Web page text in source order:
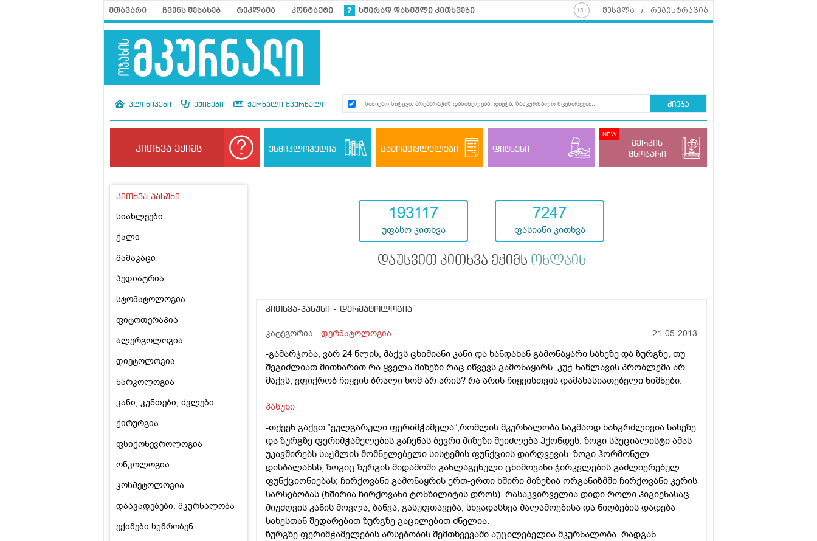
მთავარი ჩვენს შესახებ რეკლამა კონტაქტი ხშირად დასმული კითხვები შესვლა რეგისტრაცია
კლინიკები ექიმები ჟურნალი მკურნალი ძიება
კითხვა ექიმს ენციკლოპედია გამომთვლელები ფიტნესი
მერკის
ცნობარი
კითხვა პასუხი
სიახლეები
ქალი
მამაკაცი
პედიატრია
სტომატოლოგია
ფიტოთერაპია
ალერგოლოგია
დიეტოლოგია
ნარკოლოგია
კანი, კუნთები, ძვლები
ქირურგია
ფსიქონევროლოგია
ონკოლოგია
კოსმეტოლოგია
დაავადებები, მკურნალობა
ექიმები ხუმრობენ
193117
უფასო კითხვა
7247
ფასიანი კითხვა
დაუსვით კითხვა ექიმს ონლაინ
კითხვა-პასუხი - დერმატოლოგია
კატეგორია - დერმატოლოგია 21-05-2013
-გამარჯობა, ვარ 24 წლის, მაქვს ცხიმიანი კანი და ხანდახან გამონაყარი სახეზე და ზურგზე, თუ
შეგიძლიათ მითხარით რა ყველა მიზეზი რაც იწვევს გამონაყარს, კუჭ-ნაწლავის პრობლემა არ
მაქვს, ვფიქრობ ჩიყვის ბრალი ხომ არ არის? რა არის ჩიყვისთვის დამახასიათებელი ნიშნები.
პასუხი
-თქვენ გაქვთ “ვულგარული ფერიმჭამელა”,რომლის მკურნალობა საკმაოდ ხანგრძლივია.სახეზე
და ზურგზე ფერიმჭამელების გაჩენას ბევრი მიზეზი შეიძლება ჰქონდეს. ზოგი სპეციალისტი ამას
უკავშირებს საჭმლის მომნელებელი სისტემის ფუნქციის დარღვევას, ზოგი ჰორმონულ
დისბალანსს, ზოგიც ზურგის მიდამოში განლაგენული ცხიმოვანი ჯირკვლების გაძლიერებულ
ფუნქციონიებას; ჩირქოვანი გამონაყრის ერთ-ერთი ხშირი მიზეზია ორგანიზმში ჩირქოვანი კერის
სარსებობას (ხშირია ჩირქოვანი ტონზილიტის დროს). რასაკვირველია დიდი როლი ჰიგიენასაც
მიუძღვის კანის მოვლა, ბანვა, გასუფთავება, სხვადასხვა მალამოებისა და ნიღბების დადება
სახესთან შედარებით ზურგზე გაცილებით ძნელია.
ზურგზე ფერიმჭამელების არსებობის შემთხვევაში აუცილებელია მკურნალობა. რადგან